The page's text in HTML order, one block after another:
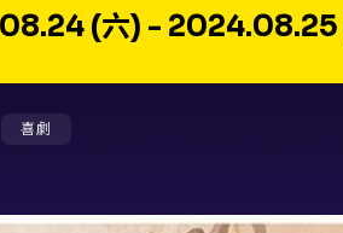
(六) - 2024.08.25
喜劇